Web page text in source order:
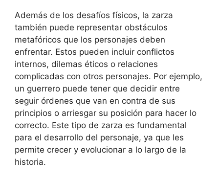
Además de los desafíos físicos, la zarza
también puede representar obstáculos
metafóricos que los personajes deben
enfrentar. Estos pueden incluir conflictos
internos, dilemas éticos o relaciones
complicadas con otros personajes. Por ejemplo,
un guerrero puede tener que decidir entre
seguir órdenes que van en contra de sus
principios o arriesgar su posición para hacer lo
correcto. Este tipo de zarza es fundamental
para el desarrollo del personaje, ya que les
permite crecer y evolucionar a lo largo de la
historia.